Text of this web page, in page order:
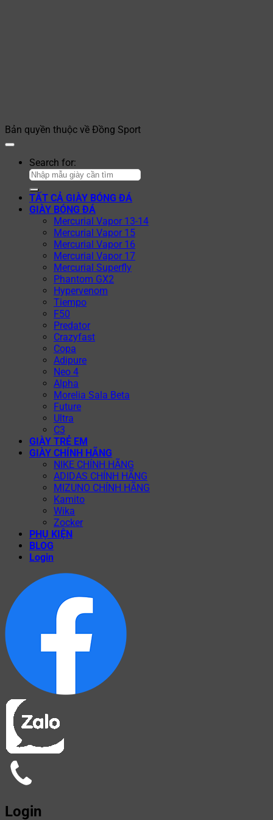
Bản quyền thuộc về Đồng Sport
Search for:
TẤT CẢ GIÀY BÓNG ĐÁ
GIÀY BÓNG ĐÁ
Mercurial Vapor 13-14
Mercurial Vapor 15
Mercurial Vapor 16
Mercurial Vapor 17
Mercurial Superfly
Phantom GX2
Hypervenom
Tiempo
F50
Predator
Crazyfast
Copa
Adipure
Neo 4
Alpha
Morelia Sala Beta
Future
Ultra
C3
GIÀY TRẺ EM
GIÀY CHÍNH HÃNG
NIKE CHÍNH HÃNG
ADIDAS CHÍNH HÃNG
MIZUNO CHÍNH HÃNG
Kamito
Wika
Zocker
PHỤ KIỆN
BLOG
Login
Login